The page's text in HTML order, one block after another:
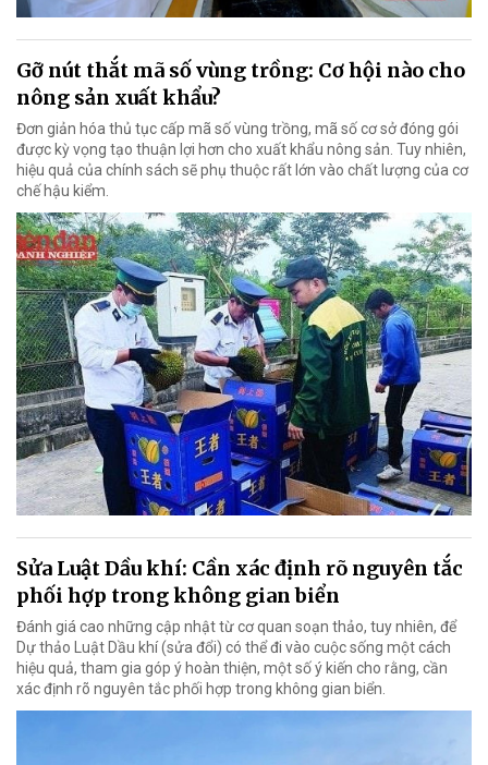
Gỡ nút thắt mã số vùng trồng: Cơ hội nào cho
nông sản xuất khẩu?
Đơn giản hóa thủ tục cấp mã số vùng trồng, mã số cơ sở đóng gói
được kỳ vọng tạo thuận lợi hơn cho xuất khẩu nông sản. Tuy nhiên,
hiệu quả của chính sách sẽ phụ thuộc rất lớn vào chất lượng của cơ
chế hậu kiểm.
Sửa Luật Dầu khí: Cần xác định rõ nguyên tắc
phối hợp trong không gian biển
Đánh giá cao những cập nhật từ cơ quan soạn thảo, tuy nhiên, để
Dự thảo Luật Dầu khí (sửa đổi) có thể đi vào cuộc sống một cách
hiệu quả, tham gia góp ý hoàn thiện, một số ý kiến cho rằng, cần
xác định rõ nguyên tắc phối hợp trong không gian biển.